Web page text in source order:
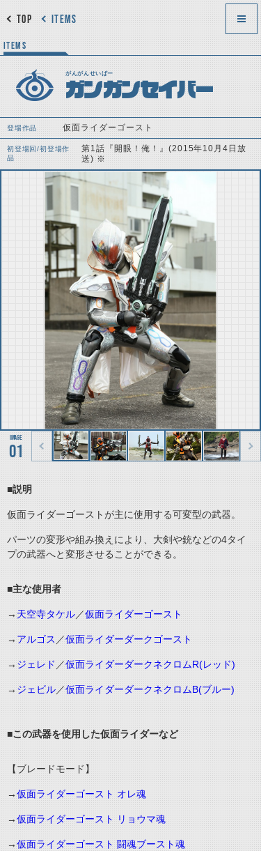
ITEMS
TOP
ITEMS
がんがんせいばー
ガンガンセイバー
登場作品 仮面ライダーゴースト
初登場回/初登場作
品
第1話『開眼！俺！』(2015年10月4日放
送) ※
01
■説明
仮面ライダーゴーストが主に使用する可変型の武器。
パーツの変形や組み換えにより、大剣や銃などの4タイ
プの武器へと変形させることができる。
■主な使用者
→ 天空寺タケル／仮面ライダーゴースト
→ アルゴス ／仮面ライダーダークゴースト
→ ジェレド ／仮面ライダーダークネクロムR(レッド)
→ ジェビル／仮面ライダーダークネクロムB(ブルー)
■この武器を使用した仮面ライダーなど
【ブレードモード】
→仮面ライダーゴースト オレ魂
→仮面ライダーゴースト リョウマ魂
→仮面ライダーゴースト 闘魂ブースト魂